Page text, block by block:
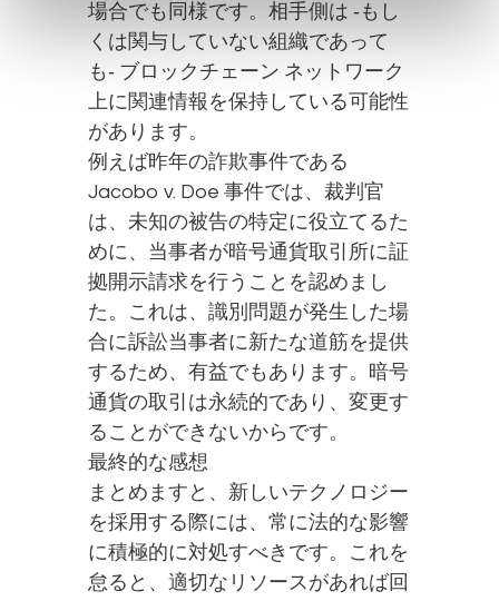
場合でも同様です。相手側は ‐もし
くは関与していない組織であって
も‐ ブロックチェーン ネットワーク
上に関連情報を保持している可能性
があります。
例えば昨年の詐欺事件である
Jacobo v. Doe 事件では、裁判官
は、未知の被告の特定に役立てるた
めに、当事者が暗号通貨取引所に証
拠開示請求を行うことを認めまし
た。これは、識別問題が発生した場
合に訴訟当事者に新たな道筋を提供
するため、有益でもあります。暗号
通貨の取引は永続的であり、変更す
ることができないからです。
最終的な感想
まとめますと、新しいテクノロジー
を採用する際には、常に法的な影響
に積極的に対処すべきです。これを
怠ると、適切なリソースがあれば回